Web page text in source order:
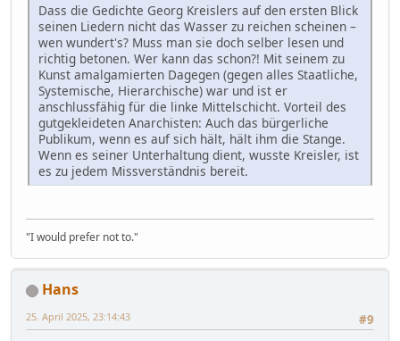
Dass die Gedichte Georg Kreislers auf den ersten Blick
seinen Liedern nicht das Wasser zu reichen scheinen –
wen wundert's? Muss man sie doch selber lesen und
richtig betonen. Wer kann das schon?! Mit seinem zu
Kunst amalgamierten Dagegen (gegen alles Staatliche,
Systemische, Hierarchische) war und ist er
anschlussfähig für die linke Mittelschicht. Vorteil des
gutgekleideten Anarchisten: Auch das bürgerliche
Publikum, wenn es auf sich hält, hält ihm die Stange.
Wenn es seiner Unterhaltung dient, wusste Kreisler, ist
es zu jedem Missverständnis bereit.
"I would prefer not to."
Hans
#9
25. April 2025, 23:14:43